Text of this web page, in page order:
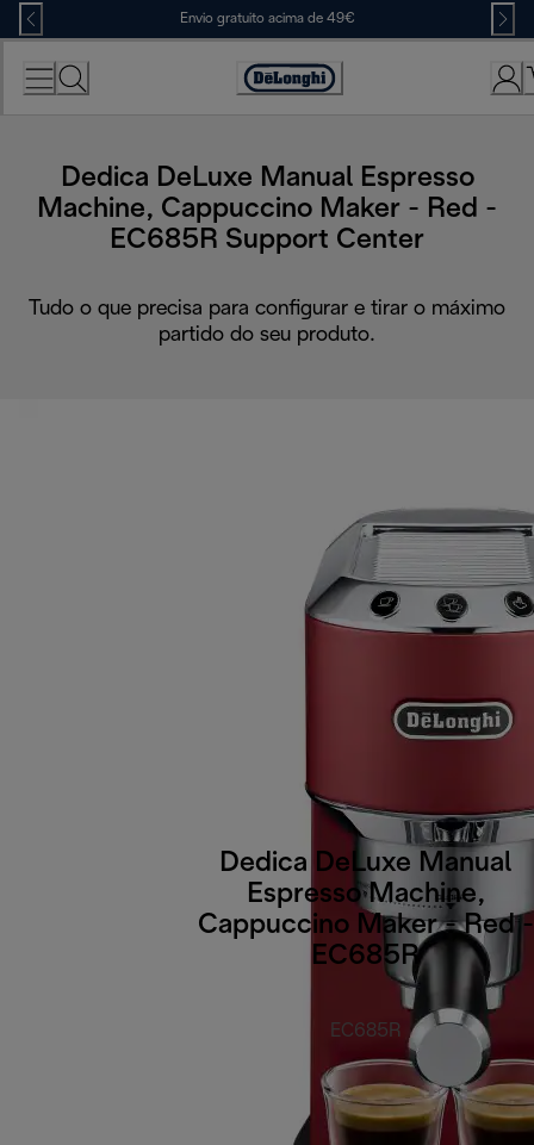
Skip
to
Content
Envio gratuito acima de 49€
Accessibility
Dedica DeLuxe Manual Espresso
Machine, Cappuccino Maker - Red -
EC685R Support Center
Tudo o que precisa para configurar e tirar o máximo
partido do seu produto.
Dedica DeLuxe Manual
Espresso Machine,
Cappuccino Maker - Red -
EC685R
EC685R